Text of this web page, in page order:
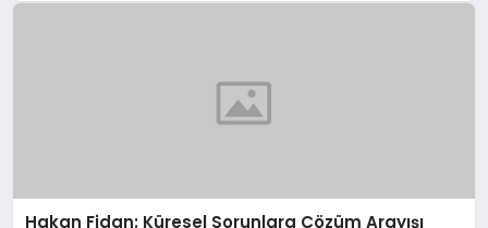
Hakan Fidan: Küresel Sorunlara Çözüm Arayışı